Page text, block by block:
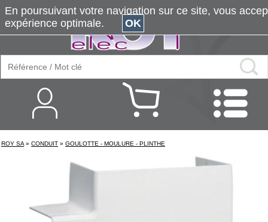
ROY SA » CONDUIT » GOULOTTE - MOULURE - PLINTHE
En poursuivant votre navigation sur ce site, vous
expérience optimale.
OK